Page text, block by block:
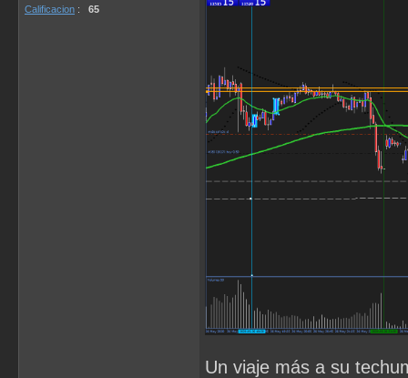
Calificacion : 65
Un viaje más a su